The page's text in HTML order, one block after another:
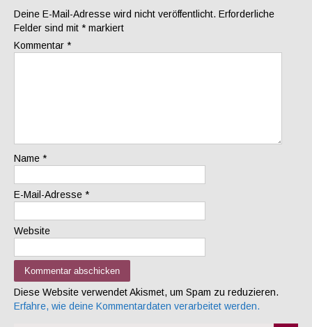
Deine E-Mail-Adresse wird nicht veröffentlicht. Erforderliche
Felder sind mit * markiert
Kommentar *
Name *
E-Mail-Adresse *
Website
Diese Website verwendet Akismet, um Spam zu reduzieren.
Erfahre, wie deine Kommentardaten verarbeitet werden.